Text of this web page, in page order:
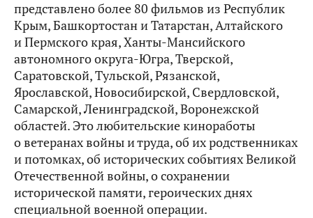
представлено более 80 фильмов из Республик
Крым, Башкортостан и Татарстан, Алтайского
и Пермского края, Ханты-Мансийского
автономного округа-Югра, Тверской,
Саратовской, Тульской, Рязанской,
Ярославской, Новосибирской, Свердловской,
Самарской, Ленинградской, Воронежской
областей. Это любительские киноработы
о ветеранах войны и труда, об их родственниках
и потомках, об исторических событиях Великой
Отечественной войны, о сохранении
исторической памяти, героических днях
специальной военной операции.